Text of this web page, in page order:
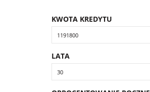
KWOTA KREDYTU
LATA